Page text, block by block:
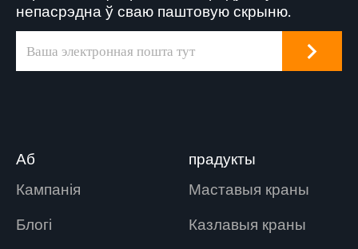
непасрэдна ў сваю паштовую скрыню.
Аб
Кампанія
Блогі
прадукты
Маставыя краны
Казлавыя краны